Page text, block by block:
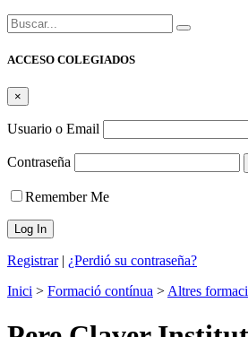
Buscar:
ACCESO COLEGIADOS
×
Usuario o Email
Contraseña
Remember Me
Registrar| ¿Perdió su contraseña?
Inici > Formació contínua > Altres